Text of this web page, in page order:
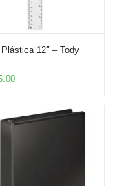
Plástica 12″ – Tody